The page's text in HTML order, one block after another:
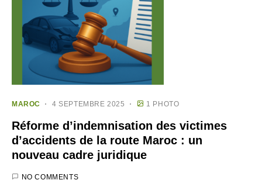
MAROC 4 SEPTEMBRE 2025 1 PHOTO
Réforme d’indemnisation des victimes
d’accidents de la route Maroc : un
nouveau cadre juridique
NO COMMENTS